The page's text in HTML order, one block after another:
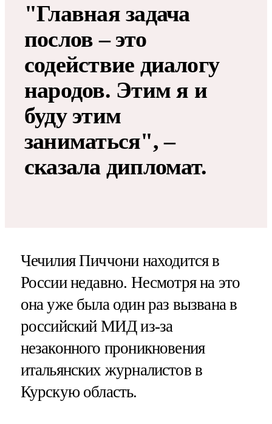
"Главная задача
послов – это
содействие диалогу
народов. Этим я и
буду этим
заниматься", –
сказала дипломат.
Чечилия Пиччони находится в
России недавно. Несмотря на это
она уже была один раз вызвана в
российский МИД из-за
незаконного проникновения
итальянских журналистов в
Курскую область.